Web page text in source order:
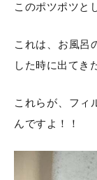
このポツポツと
これは、お風呂
した時に出てき
これらが、フィ
んですよ！！